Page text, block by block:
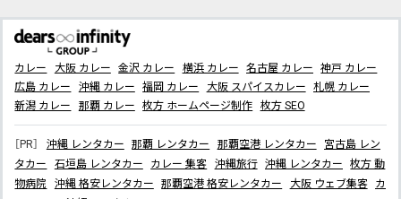
カレー 大阪 カレー 金沢 カレー 横浜 カレー 名古屋 カレー
神戸 カレー
広島 カレー
沖縄 カレー 福岡 カレー 大阪 スパイスカレー
札幌 カレー
新潟 カレー
那覇 カレー 枚方 ホームページ制作 枚方 SEO
［PR］ 沖縄 レンタカー 那覇 レンタカー 那覇空港 レンタカー
宮古島 レン
タカー
石垣島 レンタカー カレー 集客 沖縄旅行 沖縄 レンタカー
枚方 動
物病院
沖縄 格安レンタカー 那覇空港 格安レンタカー 大阪 ウェブ集客
カ